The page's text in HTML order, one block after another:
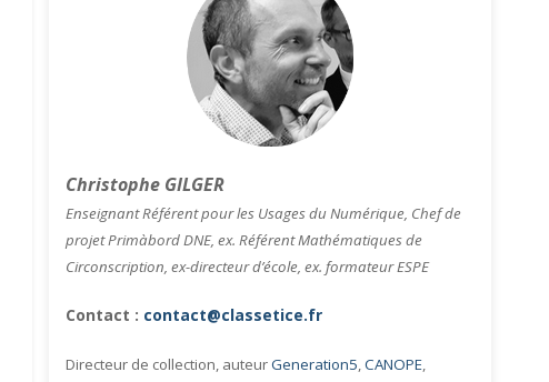
Christophe GILGER
Enseignant Référent pour les Usages du Numérique, Chef de
projet Primàbord DNE, ex. Référent Mathématiques de
Circonscription, ex-directeur d’école, ex. formateur ESPE
Contact : contact@classetice.fr
Directeur de collection, auteurGeneration5,CANOPE,